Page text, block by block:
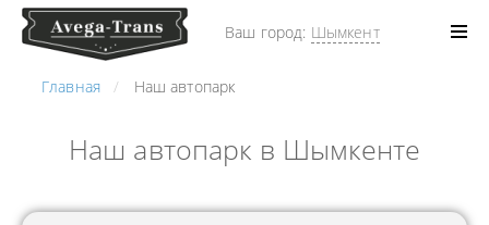
Ваш город: Шымкент
Главная Наш автопарк
Наш автопарк в Шымкенте